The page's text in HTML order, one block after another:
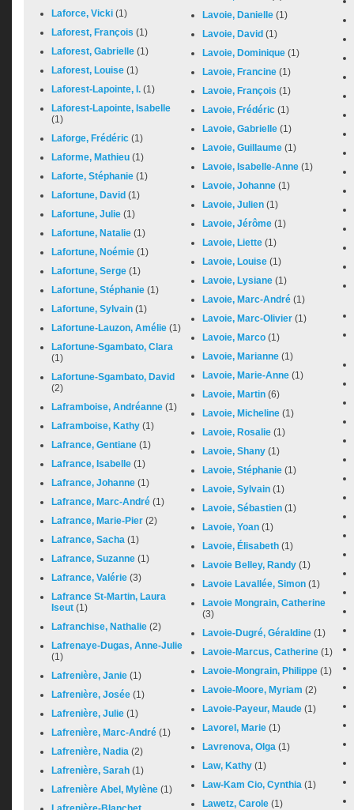
Laforce, Vicki (1)
Laforest, François (1)
Laforest, Gabrielle (1)
Laforest, Louise (1)
Laforest-Lapointe, I. (1)
Laforest-Lapointe, Isabelle
(1)
Laforge, Frédéric (1)
Laforme, Mathieu (1)
Laforte, Stéphanie (1)
Lafortune, David (1)
Lafortune, Julie (1)
Lafortune, Natalie (1)
Lafortune, Noémie (1)
Lafortune, Serge (1)
Lafortune, Stéphanie (1)
Lafortune, Sylvain (1)
Lafortune-Lauzon, Amélie (1)
Lafortune-Sgambato, Clara
(1)
Lafortune-Sgambato, David
(2)
Laframboise, Andréanne (1)
Laframboise, Kathy (1)
Lafrance, Gentiane (1)
Lafrance, Isabelle (1)
Lafrance, Johanne (1)
Lafrance, Marc-André (1)
Lafrance, Marie-Pier (2)
Lafrance, Sacha (1)
Lafrance, Suzanne (1)
Lafrance, Valérie (3)
Lafrance St-Martin, Laura
Iseut (1)
Lafranchise, Nathalie (2)
Lafrenaye-Dugas, Anne-Julie
(1)
Lafrenière, Janie (1)
Lafrenière, Josée (1)
Lafrenière, Julie (1)
Lafrenière, Marc-André (1)
Lafrenière, Nadia (2)
Lafrenière, Sarah (1)
Lafrenière Abel, Mylène (1)
Lavoie, Danielle (1)
Lavoie, David (1)
Lavoie, Dominique (1)
Lavoie, Francine (1)
Lavoie, François (1)
Lavoie, Frédéric (1)
Lavoie, Gabrielle (1)
Lavoie, Guillaume (1)
Lavoie, Isabelle-Anne (1)
Lavoie, Johanne (1)
Lavoie, Julien (1)
Lavoie, Jérôme (1)
Lavoie, Liette (1)
Lavoie, Louise (1)
Lavoie, Lysiane (1)
Lavoie, Marc-André (1)
Lavoie, Marc-Olivier (1)
Lavoie, Marco (1)
Lavoie, Marianne (1)
Lavoie, Marie-Anne (1)
Lavoie, Martin (6)
Lavoie, Micheline (1)
Lavoie, Rosalie (1)
Lavoie, Shany (1)
Lavoie, Stéphanie (1)
Lavoie, Sylvain (1)
Lavoie, Sébastien (1)
Lavoie, Yoan (1)
Lavoie, Élisabeth (1)
Lavoie Belley, Randy (1)
Lavoie Lavallée, Simon (1)
Lavoie Mongrain, Catherine
(3)
Lavoie-Dugré, Géraldine (1)
Lavoie-Marcus, Catherine (1)
Lavoie-Mongrain, Philippe (1)
Lavoie-Moore, Myriam (2)
Lavoie-Payeur, Maude (1)
Lavorel, Marie (1)
Lavrenova, Olga (1)
Law, Kathy (1)
Law-Kam Cio, Cynthia (1)
Lawetz, Carole (1)